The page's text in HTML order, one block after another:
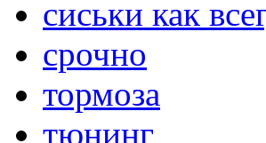
сиськи как
срочно
тормоза
тюнинг